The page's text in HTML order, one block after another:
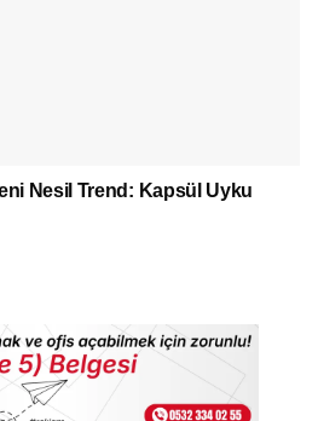
Nesil Trend: Kapsül Uyku